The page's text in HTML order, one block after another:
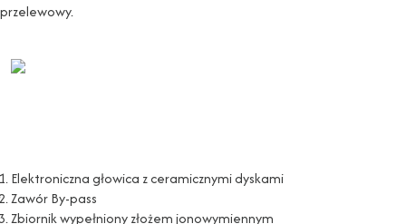
przelewowy.
Elektroniczna głowica z ceramicznymi dyskami
Zawór By-pass
Zbiornik wypełniony złożem jonowymiennym